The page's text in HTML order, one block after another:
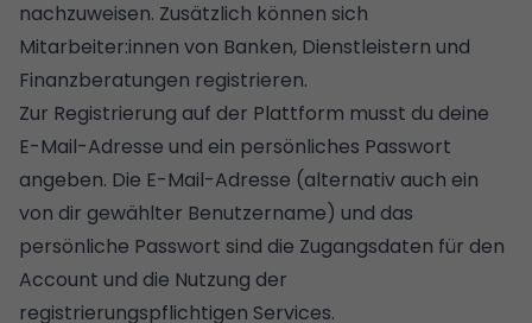
nachzuweisen. Zusätzlich können sich
Mitarbeiter:innen von Banken, Dienstleistern und
Finanzberatungen registrieren.
Zur Registrierung auf der Plattform musst du deine
E-Mail-Adresse und ein persönliches Passwort
angeben. Die E-Mail-Adresse (alternativ auch ein
von dir gewählter Benutzername) und das
persönliche Passwort sind die Zugangsdaten für den
Account und die Nutzung der
registrierungspflichtigen Services.